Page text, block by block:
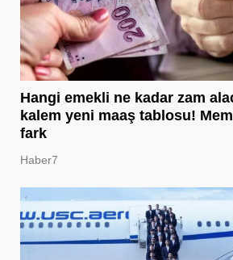
Hangi emekli ne kadar zam
kalem yeni maaş tablosu!
fark
Haber7